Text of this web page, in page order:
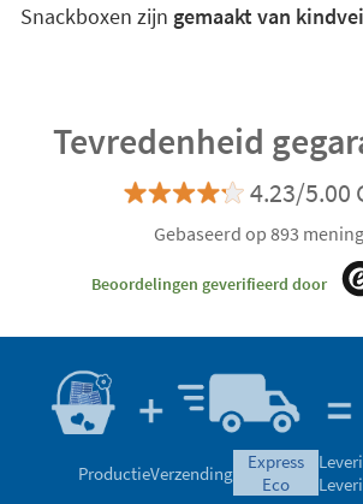
Snackboxen zijn gemaakt van
Tevredenheid
4.23/5.00
Gebaseerd op 893
Beoordelingen geverifieerd door
ProductieVerzending
express
eco